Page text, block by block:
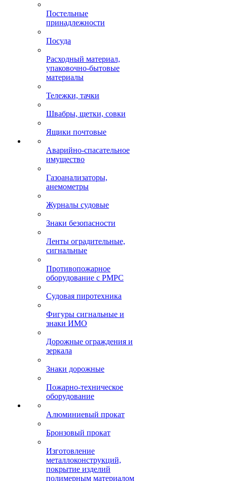
Постельные
принадлежности
Посуда
Расходный материал,
упаковочно-бытовые
материалы
Тележки, тачки
Швабры, щетки, совки
Ящики почтовые
Аварийно-спасательное
имущество
Газоанализаторы,
анемометры
Журналы судовые
Знаки безопасности
Ленты оградительные,
сигнальные
Противопожарное
оборудование с РМРС
Судовая пиротехника
Фигуры сигнальные и
знаки ИМО
Дорожные ограждения и
зеркала
Знаки дорожные
Пожарно-техническое
оборудование
Алюминиевый прокат
Бронзовый прокат
Изготовление
металлоконструкций,
покрытие изделий
полимерным материалом